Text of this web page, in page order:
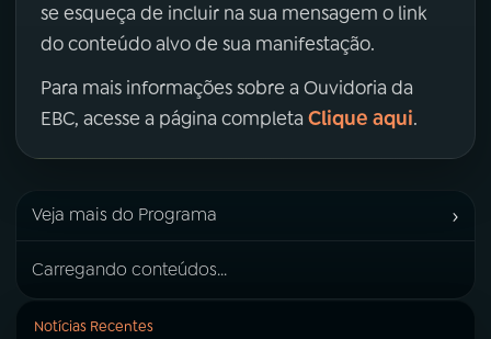
se esqueça de incluir na sua mensagem o link
do conteúdo alvo de sua manifestação.
Para mais informações sobre a Ouvidoria da
EBC, acesse a página completa Clique aqui.
Veja mais do Programa ›
Carregando conteúdos...
Notícias Recentes